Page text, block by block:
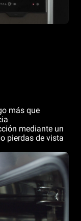
más que
mediante un
pierdas de vista